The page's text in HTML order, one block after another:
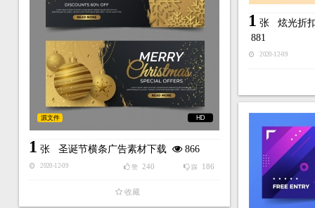
1 张 炫光折
881
2020-12-09
HD
源文件
1 张 圣诞节横条广告素材下载 866
2020-12-09 踩 186
赞 240
收藏